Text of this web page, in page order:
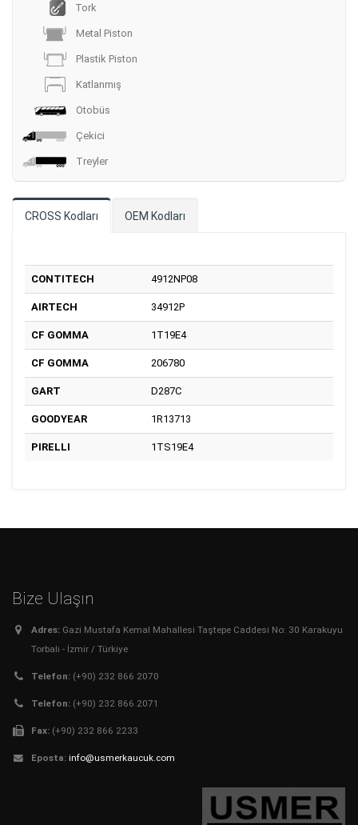
Tork
Metal Piston
Plastik Piston
Katlanmış
Otobüs
Çekici
Treyler
CROSS Kodları OEM Kodları
CONTITECH 4912NP08
AIRTECH 34912P
CF GOMMA 1T19E4
CF GOMMA 206780
GART D287C
GOODYEAR 1R13713
PIRELLI 1TS19E4
Bize Ulaşın
Adres: Gazi Mustafa Kemal Mahallesi Taştepe Caddesi No: 30 Karakuyu
Torbalı - İzmir / Türkiye
Telefon: (+90) 232 866 2070
Telefon: (+90) 232 866 2071
Fax: (+90) 232 866 2233
Eposta: info@usmerkaucuk.com